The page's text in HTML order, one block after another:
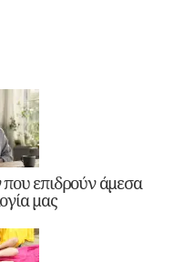
επιδρούν άμεσα
μας